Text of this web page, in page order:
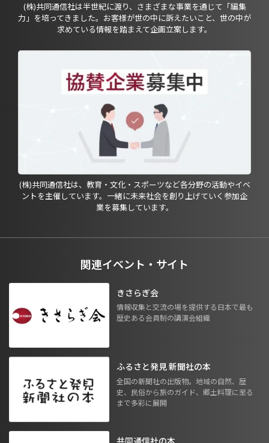
(株)共同通信社は半世紀に渡り、さまざまな事業を通じて「編集
力」を培ってきました。お客様が世の中に訴えたいこと、世の中が
求めている情報を踏まえて企画立案します。
(株)共同通信社は、教育・文化・スポーツなど各分野の活動やイベ
ントを主催しています。一緒に未来社会を創り上げていく参加企
業を募集しています。
関連イベント・サイト
きさらぎ会
情報収集と交流の場を提供する日本で最も
歴史ある会員制の講演会組織
ふるさと発見 新聞社の本
全国の新聞社の出版物。地域の自然、歴
史、民俗から旅のガイド、郷土料理に至る
まで多彩に展開